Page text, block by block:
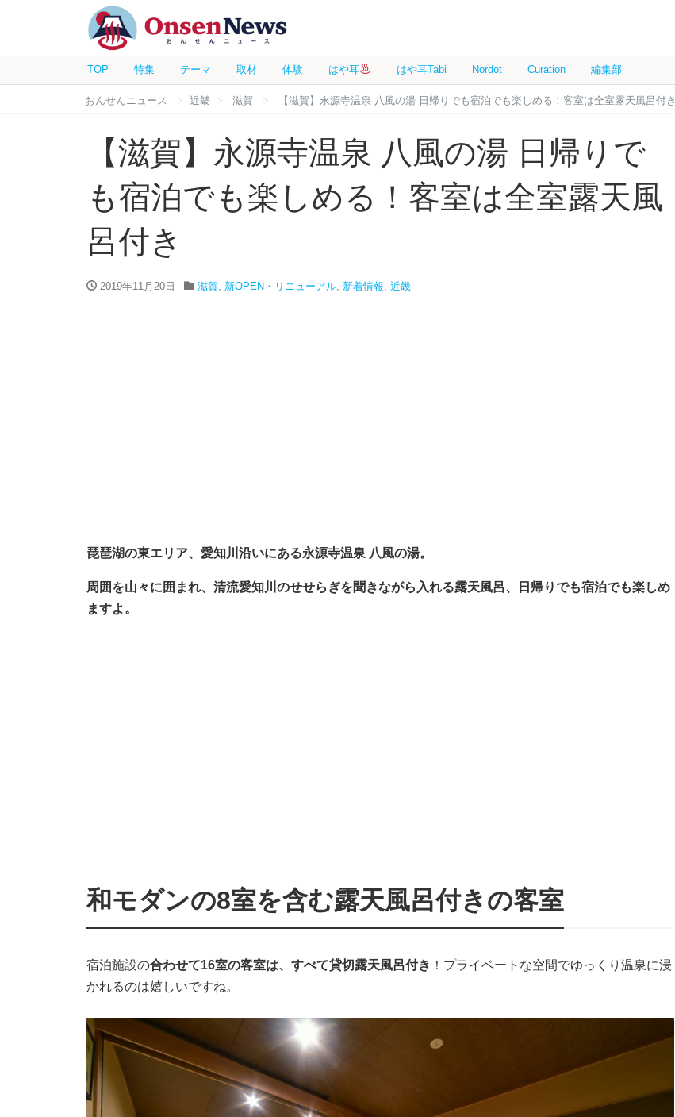
TOP 特集 テーマ 取材 体験 はや耳 はや耳Tabi Nordot Curation 編集部
おんせんニュース 近畿 滋賀 【滋賀】永源寺温泉 八風の湯 日帰りでも宿泊でも楽しめる！客室は全室露天風呂付き
【滋賀】永源寺温泉 八風の湯 日帰りで
も宿泊でも楽しめる！客室は全室露天風
呂付き
2019年11月20日 滋賀, 新OPEN・リニューアル, 新着情報, 近畿
琵琶湖の東エリア、愛知川沿いにある永源寺温泉 八風の湯。
周囲を山々に囲まれ、清流愛知川のせせらぎを聞きながら入れる露天風呂、日帰りでも宿泊でも楽しめ
ますよ。
和モダンの8室を含む露天風呂付きの客室
宿泊施設の合わせて16室の客室は、すべて貸切露天風呂付き ！プライベートな空間でゆっくり温泉に浸
かれるのは嬉しいですね。